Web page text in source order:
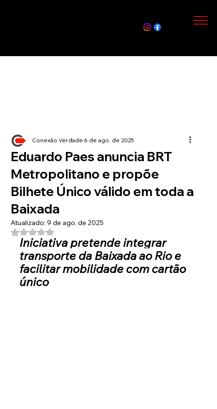
Eduardo Paes anuncia BRT
Metropolitano e propõe
Bilhete Único válido em toda a
Baixada
Conexão Verdade6 de ago. de 2025
Atualizado: 9 de ago. de 2025
Avaliado com NaN de 5 estrelas.
Iniciativa pretende integrar
transporte da Baixada ao Rio e
facilitar mobilidade com cartão
único